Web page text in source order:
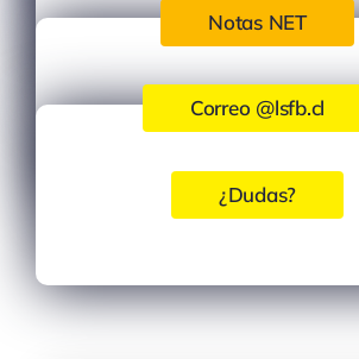
Notas NET
Correo @lsfb.cl
¿Dudas?